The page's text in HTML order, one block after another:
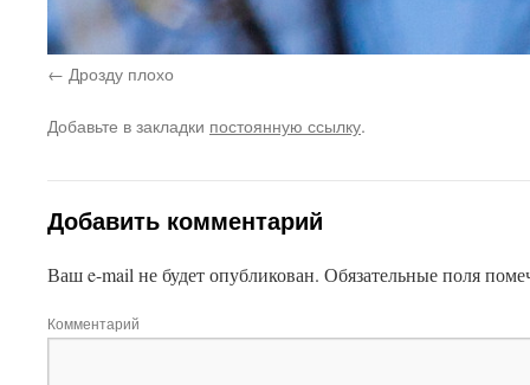
Дрозду плохо
Добавьте в закладки постоянную ссылку.
Добавить комментарий
Ваш e-mail не будет опубликован. Обязательные поля
Комментарий